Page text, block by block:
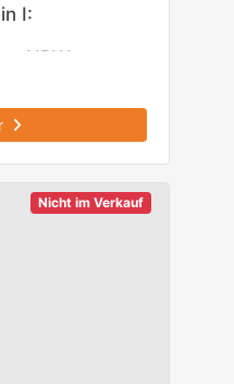
I:
NRW
Nicht im Verkauf